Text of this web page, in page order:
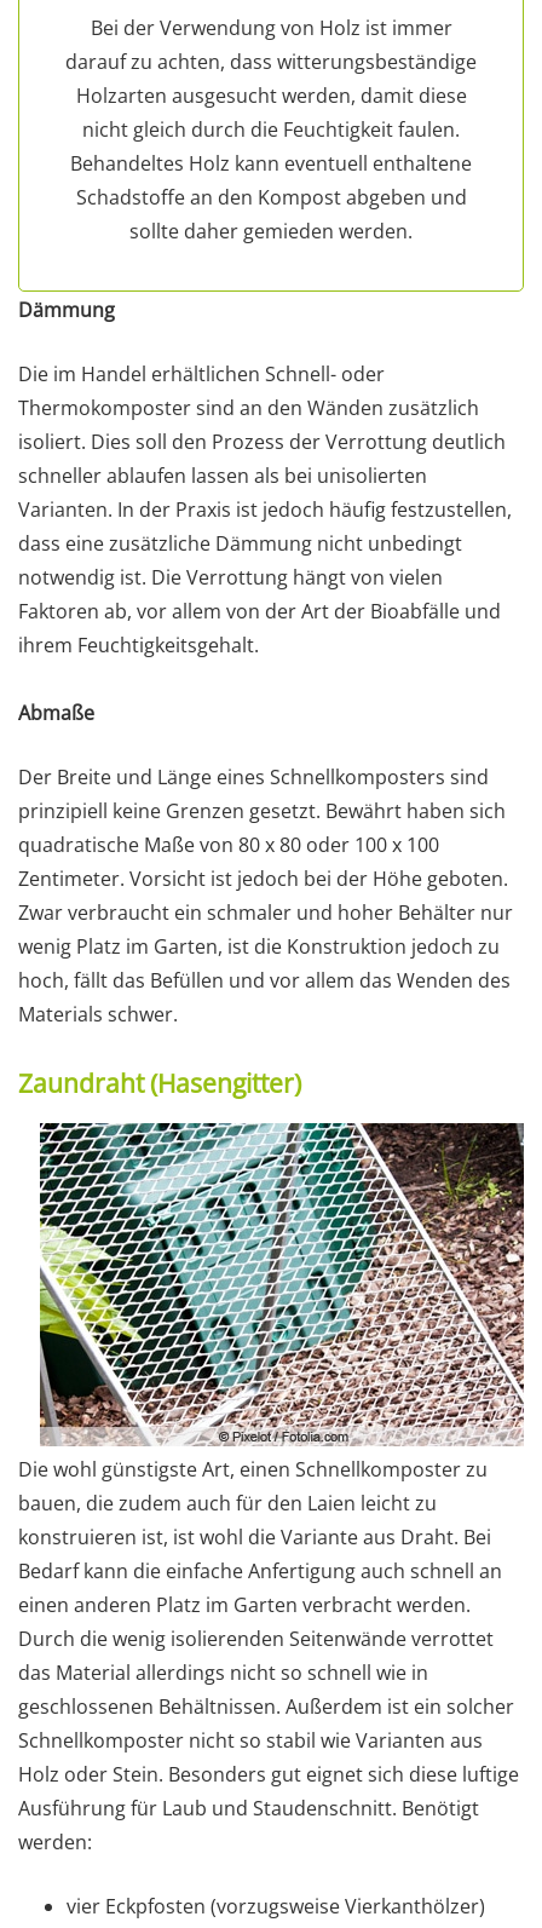
Bei der Verwendung von Holz ist immer
darauf zu achten, dass witterungsbeständige
Holzarten ausgesucht werden, damit diese
nicht gleich durch die Feuchtigkeit faulen.
Behandeltes Holz kann eventuell enthaltene
Schadstoffe an den Kompost abgeben und
sollte daher gemieden werden.
Dämmung
Die im Handel erhältlichen Schnell- oder
Thermokomposter sind an den Wänden zusätzlich
isoliert. Dies soll den Prozess der Verrottung deutlich
schneller ablaufen lassen als bei unisolierten
Varianten. In der Praxis ist jedoch häufig festzustellen,
dass eine zusätzliche Dämmung nicht unbedingt
notwendig ist. Die Verrottung hängt von vielen
Faktoren ab, vor allem von der Art der Bioabfälle und
ihrem Feuchtigkeitsgehalt.
Abmaße
Der Breite und Länge eines Schnellkomposters sind
prinzipiell keine Grenzen gesetzt. Bewährt haben sich
quadratische Maße von 80 x 80 oder 100 x 100
Zentimeter. Vorsicht ist jedoch bei der Höhe geboten.
Zwar verbraucht ein schmaler und hoher Behälter nur
wenig Platz im Garten, ist die Konstruktion jedoch zu
hoch, fällt das Befüllen und vor allem das Wenden des
Materials schwer.
Zaundraht (Hasengitter)
Die wohl günstigste Art, einen Schnellkomposter zu
bauen, die zudem auch für den Laien leicht zu
konstruieren ist, ist wohl die Variante aus Draht. Bei
Bedarf kann die einfache Anfertigung auch schnell an
einen anderen Platz im Garten verbracht werden.
Durch die wenig isolierenden Seitenwände verrottet
das Material allerdings nicht so schnell wie in
geschlossenen Behältnissen. Außerdem ist ein solcher
Schnellkomposter nicht so stabil wie Varianten aus
Holz oder Stein. Besonders gut eignet sich diese luftige
Ausführung für Laub und Staudenschnitt. Benötigt
werden:
vier Eckpfosten (vorzugsweise Vierkanthölzer)